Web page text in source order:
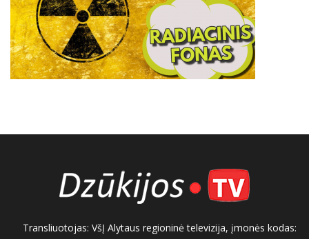
Transliuotojas: VšĮ Alytaus regioninė televizija, įmonės kodas: